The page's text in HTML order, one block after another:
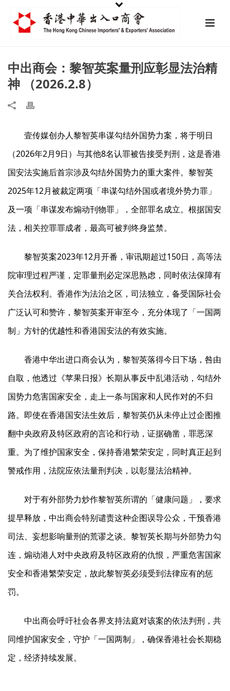
中出商会：黎智英案量刑应彰显法治精
神 （2026.2.8）
壹传媒创办人黎智英串谋勾结外国势力案，将于明日
（2026年2月9日）与其他8名认罪被告接受判刑，这是香港
国安法实施后首宗涉及勾结外国势力的重大案件。黎智英
2025年12月被裁定两项「串谋勾结外国或者境外势力罪」
及一项「串谋发布煽动刊物罪」，全部罪名成立。根据国安
法，相关控罪罪成者，最高可被判终身监禁。
黎智英案2023年12月开番，审讯期超过150日，高等法
院审理过程严谨，定罪量刑必定深思熟虑，同时依法保障有
关合法权利。香港作为法治之区，司法独立，备受国际社会
广泛认可和赞许，黎智英案开审至今，充分体现了「一国两
制」方针的优越性和香港国安法的有效实施。
香港中华出进口商会认为，黎智英落得今日下场，咎由
自取，他透过《苹果日报》长期从事反中乱港活动，勾结外
国势力危害国家安全，走上一条与国家和人民作对的不归
路。即使在香港国安法生效后，黎智英仍从未停止过企图推
翻中央政府及特区政府的言论和行动，证据确凿，罪恶深
重。为了维护国家安全，保持香港繁荣安定，同时真正起到
警戒作用，法院应依法量刑判决，以彰显法治精神。
对于有外部势力炒作黎智英所谓的「健康问题」，要求
提早释放，中出商会特别谴责这种企图误导公众，干预香港
司法、妄想影响量刑的荒谬之谈。黎智英长期与外部势力勾
连，煽动港人对中央政府及特区政府的仇恨，严重危害国家
安全和香港繁荣安定，故此黎智英必须受到法律应有的惩
罚。
中出商会呼吁社会各界支持法庭对该案的依法判刑，共
同维护国家安全，守护「一国两制」，确保香港社会长期稳
定，经济持续发展。